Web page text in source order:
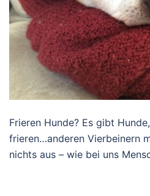
Frieren Hunde? Es gibt
frieren…anderen Vierbeinern
nichts aus – wie bei uns